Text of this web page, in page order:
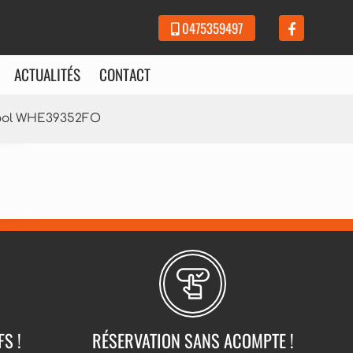
0475359497
ACTUALITÉS CONTACT
WHE39352FO
! RÉSERVATION SANS ACOMPTE !